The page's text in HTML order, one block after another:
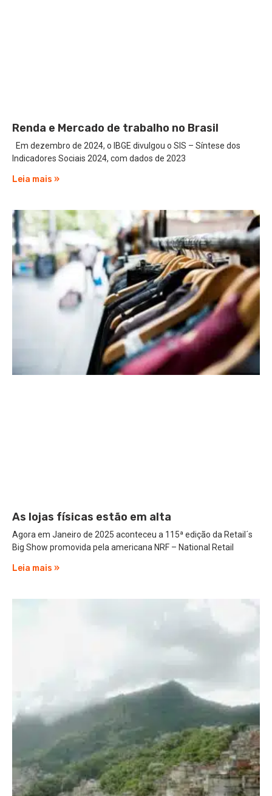
Renda e Mercado de trabalho no Brasil
Em dezembro de 2024, o IBGE divulgou o SIS – Síntese dos
Indicadores Sociais 2024, com dados de 2023
Leia mais »
As lojas físicas estão em alta
Agora em Janeiro de 2025 aconteceu a 115ª edição da Retail´s
Big Show promovida pela americana NRF – National Retail
Leia mais »